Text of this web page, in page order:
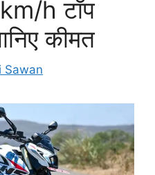
h टॉप
कीमत
Sawan